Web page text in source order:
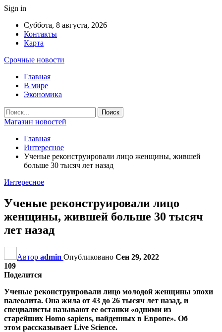
Sign in
Суббота, 8 августа, 2026
Контакты
Карта
Срочные новости
Главная
В мире
Экономика
Магазин новостей
Главная
Интересное
Ученые реконструировали лицо женщины, жившей
больше 30 тысяч лет назад
Интересное
Ученые реконструировали лицо
женщины, жившей больше 30 тысяч
лет назад
Автор admin Опубликовано Сен 29, 2022
109
Поделится
Ученые реконструировали лицо молодой женщины эпохи
палеолита. Она жила от 43 до 26 тысяч лет назад, и
специалисты называют ее останки «одними из
старейших Homo sapiens, найденных в Европе». Об
этом рассказывает Live Science.